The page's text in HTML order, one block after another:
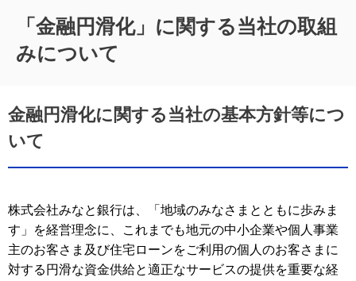
「金融円滑化」に関する当社の取組
みについて
金融円滑化に関する当社の基本方針等につ
いて
株式会社みなと銀行は、「地域のみなさまとともに歩みま
す」を経営理念に、これまでも地元の中小企業や個人事業
主のお客さま及び住宅ローンをご利用の個人のお客さまに
対する円滑な資金供給と適正なサービスの提供を重要な経